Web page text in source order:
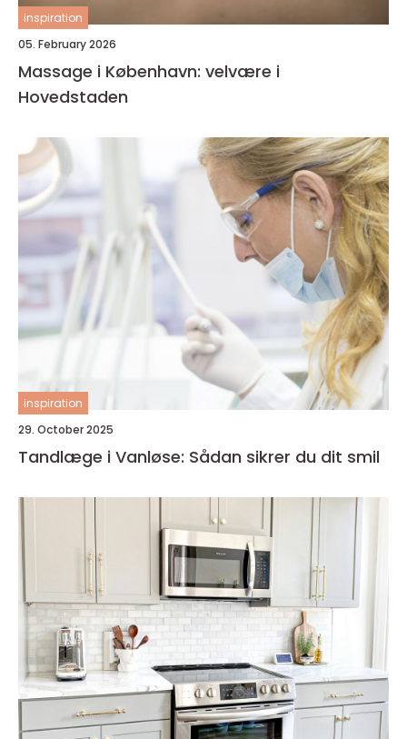
inspiration
05. February 2026
Massage i København: velvære i
Hovedstaden
inspiration
29. October 2025
Tandlæge i Vanløse: Sådan sikrer du dit smil